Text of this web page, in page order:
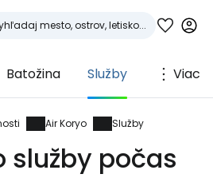
Batožina Služby Viac
Air Koryo Služby
služby počas
sa do
cestovateľov